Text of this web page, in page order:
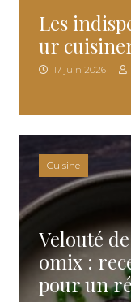
Les
ur
17 juin 2026
Cuisine
Velouté
omix :
pour un